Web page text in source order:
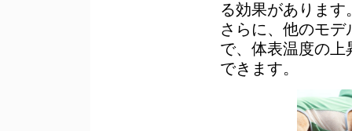
る効果があります
さらに、他のモ
で、体表温度の
できます。